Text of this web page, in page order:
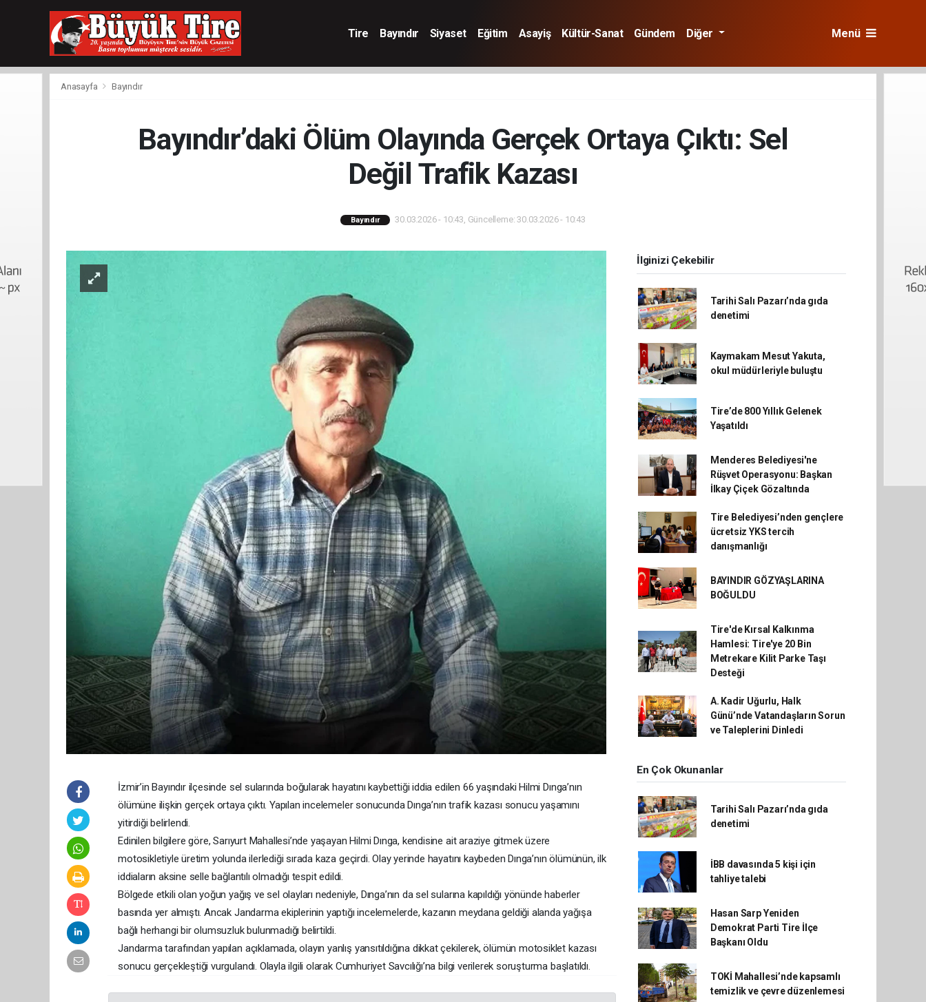
Tire Bayındır Siyaset Eğitim Asayiş Kültür-Sanat Gündem Diğer Menü
Anasayfa Bayındır
Bayındır’daki Ölüm Olayında Gerçek Ortaya Çıktı: Sel
Değil Trafik Kazası
Bayındır 30.03.2026 - 10:43, Güncelleme: 30.03.2026 - 10:43
İzmir’in Bayındır ilçesinde sel sularında boğularak hayatını kaybettiği iddia edilen 66 yaşındaki Hilmi Dınga’nın
ölümüne ilişkin gerçek ortaya çıktı. Yapılan incelemeler sonucunda Dınga’nın trafik kazası sonucu yaşamını
yitirdiği belirlendi.
Edinilen bilgilere göre, Sarıyurt Mahallesi’nde yaşayan Hilmi Dınga, kendisine ait araziye gitmek üzere
motosikletiyle üretim yolunda ilerlediği sırada kaza geçirdi. Olay yerinde hayatını kaybeden Dınga’nın ölümünün, ilk
iddiaların aksine selle bağlantılı olmadığı tespit edildi.
Bölgede etkili olan yoğun yağış ve sel olayları nedeniyle, Dınga’nın da sel sularına kapıldığı yönünde haberler
basında yer almıştı. Ancak Jandarma ekiplerinin yaptığı incelemelerde, kazanın meydana geldiği alanda yağışa
bağlı herhangi bir olumsuzluk bulunmadığı belirtildi.
Jandarma tarafından yapılan açıklamada, olayın yanlış yansıtıldığına dikkat çekilerek, ölümün motosiklet kazası
sonucu gerçekleştiği vurgulandı. Olayla ilgili olarak Cumhuriyet Savcılığı’na bilgi verilerek soruşturma başlatıldı.
İlginizi Çekebilir
Tarihi Salı Pazarı’nda gıda
denetimi
Kaymakam Mesut Yakuta,
okul müdürleriyle buluştu
Tire’de 800 Yıllık Gelenek
Yaşatıldı
Menderes Belediyesi'ne
Rüşvet Operasyonu: Başkan
İlkay Çiçek Gözaltında
Tire Belediyesi’nden gençlere
ücretsiz YKS tercih
danışmanlığı
BAYINDIR GÖZYAŞLARINA
BOĞULDU
Tire'de Kırsal Kalkınma
Hamlesi: Tire'ye 20 Bin
Metrekare Kilit Parke Taşı
Desteği
A. Kadir Uğurlu, Halk
Günü’nde Vatandaşların Sorun
ve Taleplerini Dinledi
En Çok Okunanlar
Tarihi Salı Pazarı’nda gıda
denetimi
İBB davasında 5 kişi için
tahliye talebi
Hasan Sarp Yeniden
Demokrat Parti Tire İlçe
Başkanı Oldu
TOKİ Mahallesi’nde kapsamlı
temizlik ve çevre düzenlemesi